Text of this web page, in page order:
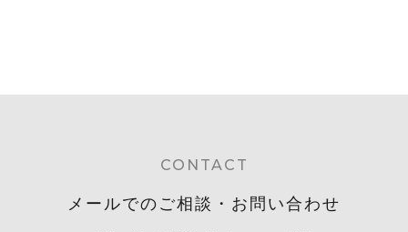
CONTACT
メールでのご相談・お問い合わせ